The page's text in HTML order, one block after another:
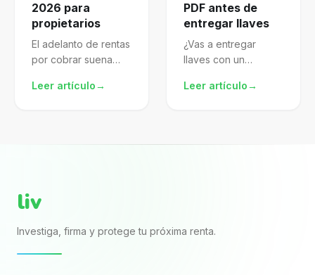
2026 para
propietarios
El adelanto de rentas
por cobrar suena
gestionado te
Leer artículo→
PDF antes de
entregar llaves
¿Vas a entregar
llaves con un
descargado de
Leer artículo→
liv
Investiga, firma y protege tu próxima renta.